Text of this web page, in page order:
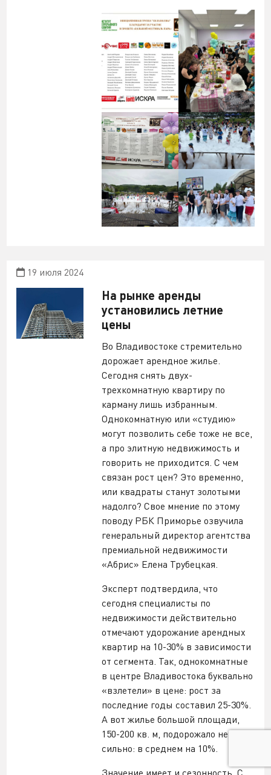
19 июля 2024
На рынке аренды
установились летние
цены
Во Владивостоке стремительно
дорожает арендное жилье.
Сегодня снять двух-
трехкомнатную квартиру по
карману лишь избранным.
Однокомнатную или «студию»
могут позволить себе тоже не все,
а про элитную недвижимость и
говорить не приходится. С чем
связан рост цен? Это временно,
или квадраты станут золотыми
надолго? Свое мнение по этому
поводу РБК Приморье озвучила
генеральный директор агентства
премиальной недвижимости
«Абрис» Елена Трубецкая.
Эксперт подтвердила, что
сегодня специалисты по
недвижимости действительно
отмечают удорожание арендных
квартир на 10-30% в зависимости
от сегмента. Так, однокомнатные
в центре Владивостока буквально
«взлетели» в цене: рост за
последние годы составил 25-30%.
А вот жилье большой площади,
150-200 кв. м, подорожало не так
сильно: в среднем на 10%.
Значение имеет и сезонность. С